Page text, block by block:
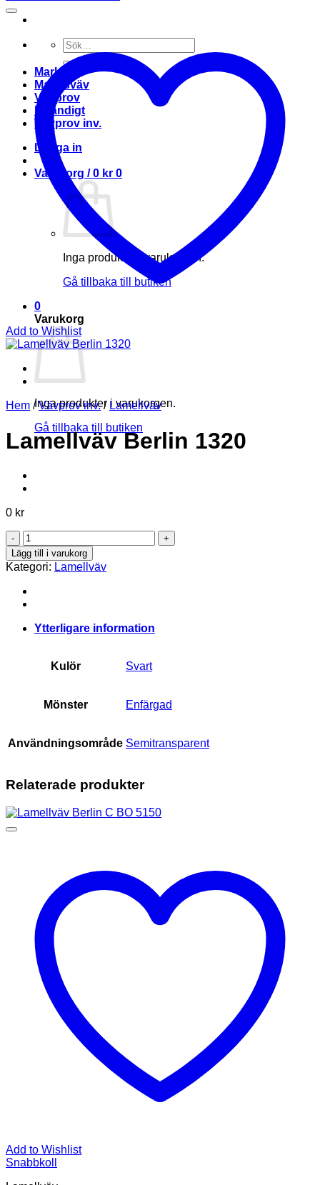
Sök
efter:
Markis
Markisväv
Vävprov
Invändigt
Vävprov inv.
Logga in
Varukorg /0 kr 0
Inga produkter i varukorgen.
Gå tillbaka till butiken
0
Varukorg
Inga produkter i varukorgen.
Gå tillbaka till butiken
Add to Wishlist
Hem / Vävprov inv. / Lamellväv
Lamellväv Berlin 1320
0 kr
Lamellväv
Berlin
1320
mängd
Lägg till i varukorg
Kategori: Lamellväv
Ytterligare information
Kulör Svart
Mönster Enfärgad
Användningsområde Semitransparent
Relaterade produkter
Add to Wishlist
Snabbkoll